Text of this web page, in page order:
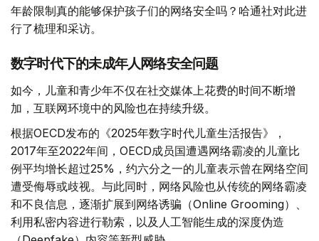
年龄限制真的能够保护孩子们的网络安全吗？哈通社对此进
行了梳理和采访。
数字时代下的未成年人网络安全问题
如今，儿童和青少年不仅在社交媒体上花费的时间不断增
加，互联网环境中的风险也在持续升级。
根据OECD发布的《2025年数字时代儿童生活报告》，
2017年至2022年间，OECD成员国遭遇网络霸凌的儿童比
例平均增长超过25%，约六分之一的儿童表示曾在网络空间
遭受侮辱或歧视。与此同时，网络风险也从传统的网络霸凌
和不良信息，逐渐扩展到网络诱骗（Online Grooming）、
利用私密内容进行勒索，以及人工智能生成的深度伪造